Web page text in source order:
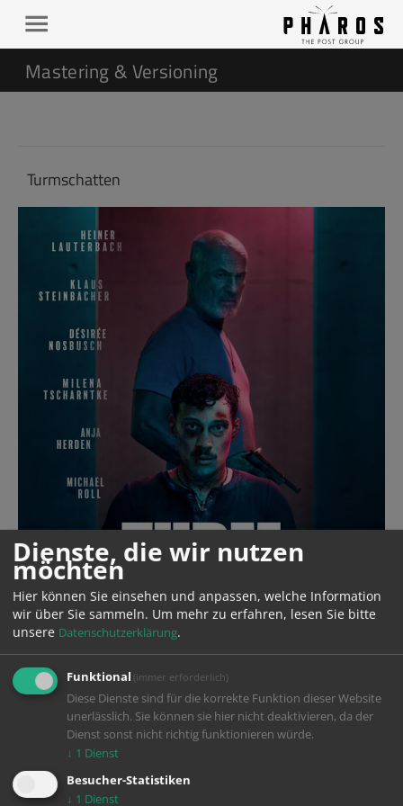
Mastering & Versioning
Turmschatten
Production
Dienste, die wir nutzen
möchten
Hier können Sie einsehen und anpassen, welche Information
wir über Sie sammeln. Um mehr zu erfahren, lesen Sie bitte
unsere Datenschutzerklärung.
Funktional (immer erforderlich)
Diese Dienste sind für die korrekte Funktion dieser Website
unerlässlich. Sie können sie hier nicht deaktivieren, da der
Dienst sonst nicht richtig funktionieren würde.
↓ 1 Dienst
Besucher-Statistiken
↓ 1 Dienst